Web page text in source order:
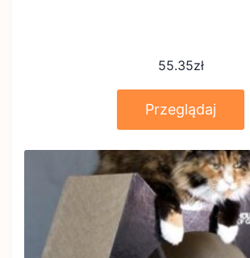
55.35zł
Przeglądaj